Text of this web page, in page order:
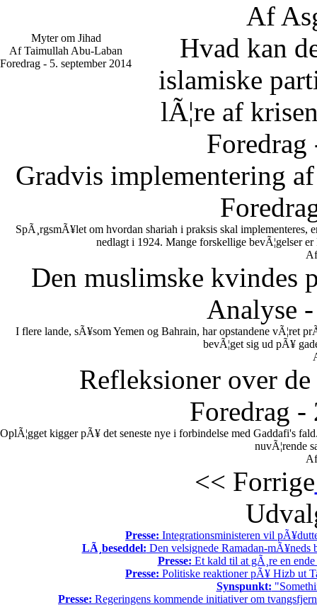
Af
Myter om Jihad
Af Taimullah Abu-Laban
Foredrag - 5. september 2014
Hvad kan
islamiske
lÃ¦re af
Gradvis implementering
SpÃ¸rgsmÃ¥let om hvordan shariah i praksis skal implementeres,
nedlagt i 1924. Mange forskellige bevÃ¦gelser
Den muslimske kvindes
Analyse
I flere lande, sÃ¥som Yemen og Bahrain, har opstandene vÃ¦ret
bevÃ¦get sig ud pÃ¥
Refleksioner over
Foredrag -
OplÃ¦gget kigger pÃ¥ det seneste nye i forbindelse med Gaddafi's
nuvÃ¦rende
<< Forrige
Presse: Integrationsministeren vil
LÃ¸beseddel: Den velsignede Ramadan-mÃ¥neds
Presse: Et kald til at gÃ¸re en
Presse: Politiske reaktioner pÃ¥ Hizb ut
Synspunkt:
Presse: Regeringens kommende initiativer om